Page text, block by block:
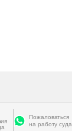
Пожаловаться
на работу суда